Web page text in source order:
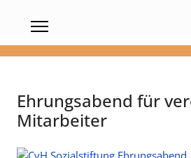
Ehrungsabend für
Mitarbeiter